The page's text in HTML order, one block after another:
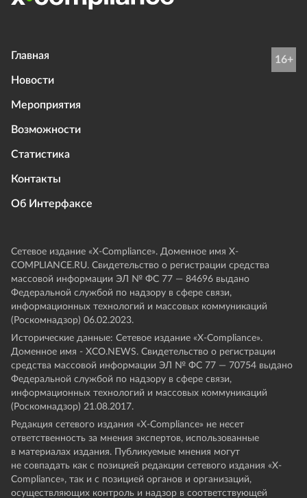
Главная
Новости
Мероприятия
Возможности
Статистика
Контакты
Об Интерфаксе
16+
Сетевое издание «Х-Compliance». Доменное имя X-
COMPLIANCE.RU. Свидетельство о регистрации средства
массовой информации ЭЛ № ФС 77 — 84696 выдано
Федеральной службой по надзору в сфере связи,
информационных технологий и массовых коммуникаций
(Роскомнадзор) 06.02.2023.
Исторические данные: Сетевое издание «Х-Compliance».
Доменное имя - XCO.NEWS. Свидетельство о регистрации
средства массовой информации ЭЛ № ФС 77 — 70754 выдано
Федеральной службой по надзору в сфере связи,
информационных технологий и массовых коммуникаций
(Роскомнадзор) 21.08.2017.
Редакция сетевого издания «X-Compliance» не несет
ответственность за мнения экспертов, использованные
в материалах издания. Публикуемые мнения могут
не совпадать как с позицией редакции сетевого издания «X-
Compliance», так и с позицией органов и организаций,
осуществляющих контроль и надзор в соответствующей